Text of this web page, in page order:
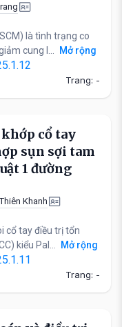
là tình trạng co
cung l...
Mở rộng
Trang: -
cổ tay
sụn sợi tam
1 đường
Khanh
cổ tay điều trị tổn
kiểu Pal...
Mở rộng
Trang: -